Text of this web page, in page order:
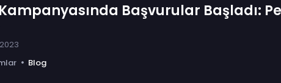
Başvurular Başladı:
Blog